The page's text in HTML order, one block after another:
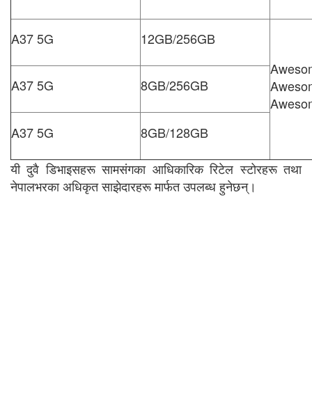
A37 5G
12GB/256GB
A37 5G 8GB/256GB
A37 5G
8GB/128GB
यी दुवै डिभाइसहरू सामसंगका आधिकारिक रिटेल स्टोरहरू तथा
नेपालभरका अधिकृत साझेदारहरू मार्फत उपलब्ध हुनेछन्।